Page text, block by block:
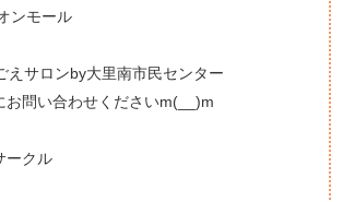
ンモール
サロンby大里南市民センター
お問い合わせくださいm(__)m
ークル